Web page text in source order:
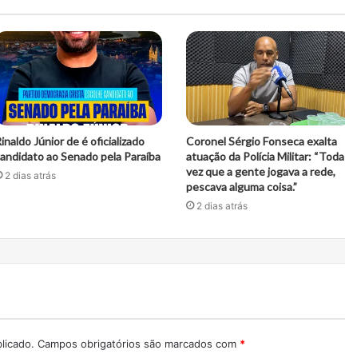
Júnior de é oficializado
ao Senado pela Paraíba
2 dias atrás
Coronel Sérgio Fonseca exalta
atuação da Polícia Militar: “Toda
vez que a gente jogava a rede,
pescava alguma coisa.”
2 dias atrás
Campos obrigatórios são marcados com *